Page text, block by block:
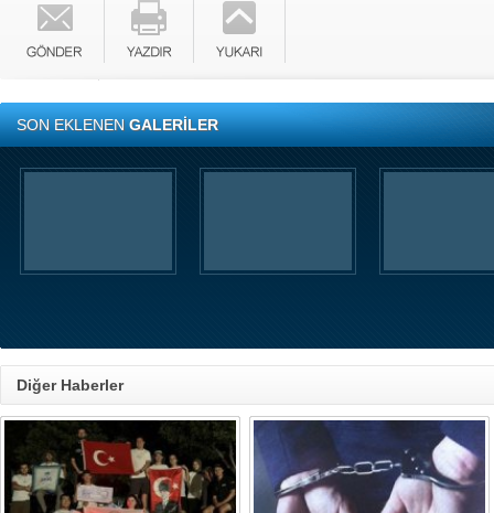
SON EKLENENGALERİLER
Diğer Haberler